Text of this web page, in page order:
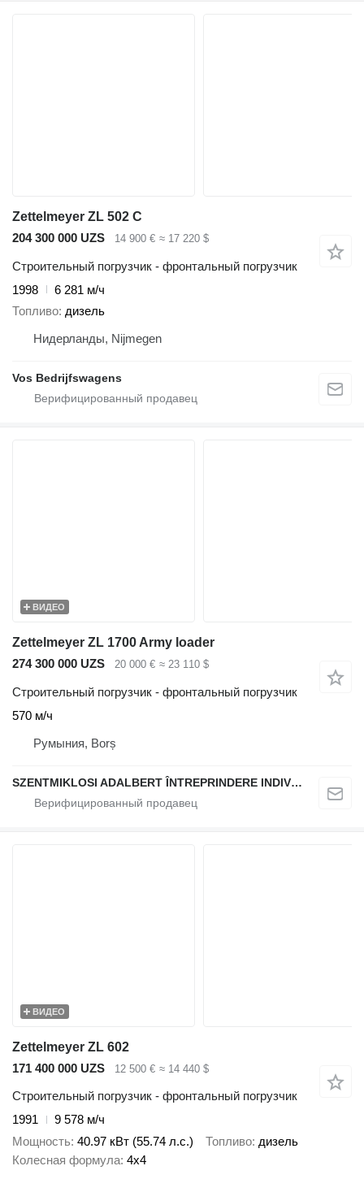
Zettelmeyer ZL 502 C
204 300 000 UZS
14 900 € ≈ 17 220 $
Строительный погрузчик - фронтальный погрузчик
1998
6 281 м/ч
Топливо дизель
Нидерланды, Nijmegen
Vos Bedrijfswagens
ВИДЕО
Zettelmeyer ZL 1700 Army loader
274 300 000 UZS
20 000 € ≈ 23 110 $
Строительный погрузчик - фронтальный погрузчик
570 м/ч
Румыния, Borș
SZENTMIKLOSI ADALBERT ÎNTREPRINDERE INDIVIDUALĂ
ВИДЕО
Zettelmeyer ZL 602
171 400 000 UZS
12 500 € ≈ 14 440 $
Строительный погрузчик - фронтальный погрузчик
1991
9 578 м/ч
Мощность 40.97 кВт (55.74 л.с.) Топливо дизель
Колесная формула 4x4